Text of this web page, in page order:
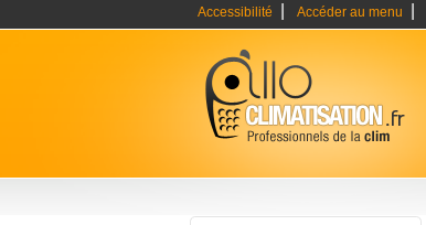
Accessibilité Accéder au menu